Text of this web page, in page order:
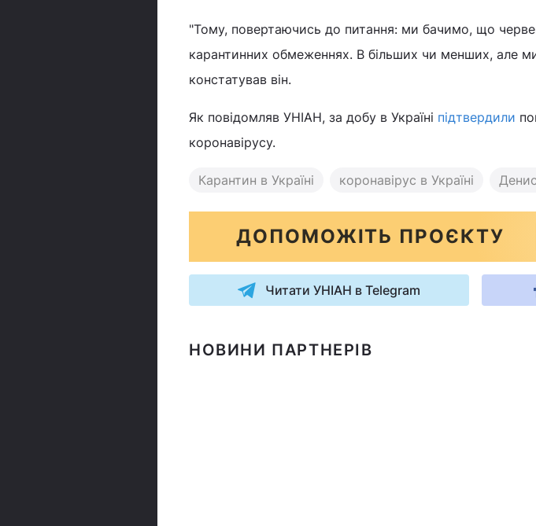
"Тому, повертаючись до питання: ми бачимо, що
карантинних обмеженнях. В більших чи менших, але
констатував він.
Як повідомляв УНІАН, за добу в Україні підтвердили
коронавірусу.
Карантин в Україні коронавірус в Україні
ДОПОМОЖІТЬ ПРОЄКТУ
Читати УНІАН в Telegram
НОВИНИ ПАРТНЕРІВ